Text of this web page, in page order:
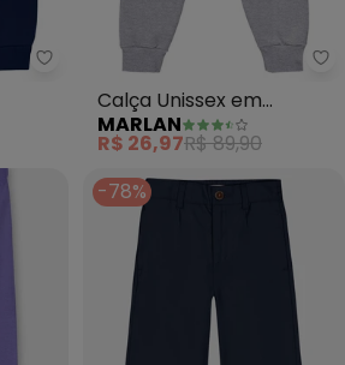
Duduka - Calça Infantil em
Calça Unissex em
Moletom Felpado (Cinza)
MARLAN
R$ 26,97R$ 89,90
-78%